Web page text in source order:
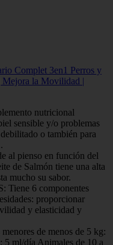
Complet 3en1 Perros y
Mejora la Movilidad |
nutricional
sensible y/o problemas
o también para
al pienso en función del
de Salmón tiene una alta
mucho su sabor.
6 componentes
proporcionar
y elasticidad y
de menos de 5 kg:
5 ml/día Animales de 10 a